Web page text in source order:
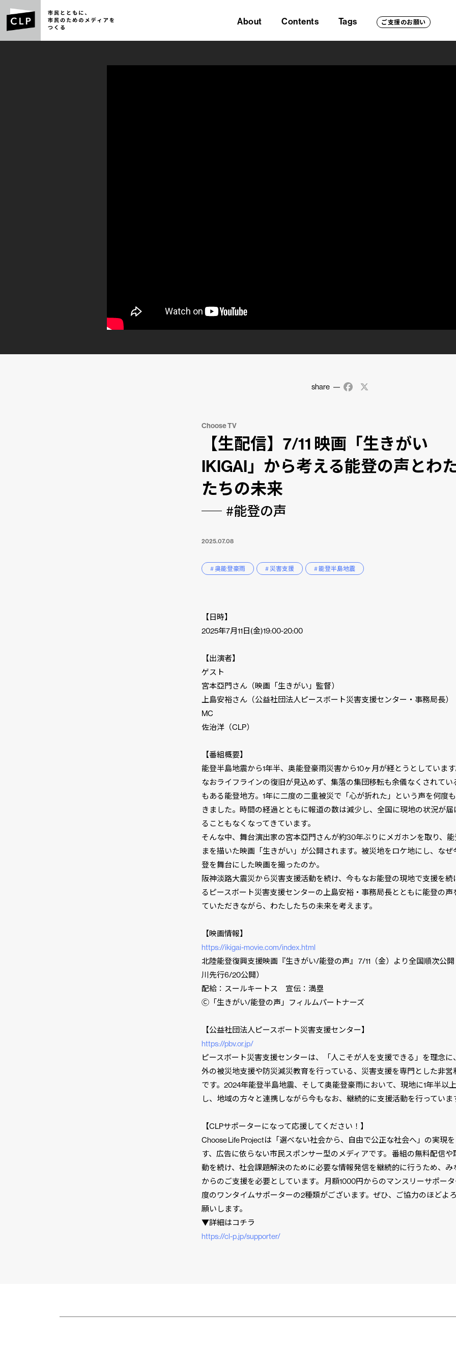
About Contents Tags ご支援のお願い
share Facebook
Choose TV
【生配信】7/11 映画「生きがい
IKIGAI」から考える能登の声とわ
たちの未来
#能登の声
2025.07.08
# 奥能登豪雨 # 災害支援 # 能登半島地震
【日時】
2025年7月11日(金)19:00-20:00
【出演者】
ゲスト
宮本亞門さん（映画「生きがい」監督）
上島安裕さん（公益社団法人ピースボート災害支援センター・事務局長）
MC
佐治洋（CLP）
【番組概要】
能登半島地震から1年半、奥能登豪雨災害から10ヶ月が経とうとしていま
なおライフラインの復旧が見込めず、集落の集団移転も余儀なくされてい
もある能登地方。1年に二度の二重被災で「心が折れた」という声を何度
きました。時間の経過とともに報道の数は減少し、全国に現地の状況が届
ることもなくなってきています。
そんな中、舞台演出家の宮本亞門さんが約30年ぶりにメガホンを取り、
まを描いた映画「生きがい」が公開されます。被災地をロケ地にし、なぜ
登を舞台にした映画を撮ったのか。
阪神淡路大震災から災害支援活動を続け、今もなお能登の現地で支援を続
るピースボート災害支援センターの上島安裕・事務局長とともに能登の声
ていただきながら、わたしたちの未来を考えます。
【映画情報】
https://ikigai-movie.com/index.html
北陸能登復興支援映画『生きがい/能登の声』 7/11（金）より全国順次公
川先行6/20公開）
配給：スールキートス 宣伝：満塁
Ⓒ「生きがい/能登の声」フィルムパートナーズ
【公益社団法人ピースボート災害支援センター】
https://pbv.or.jp/
ピースボート災害支援センターは、「人こそが人を支援できる」を理念に
外の被災地支援や防災減災教育を行っている、災害支援を専門とした非営
です。2024年能登半島地震、そして奥能登豪雨において、現地に1年半以
し、地域の方々と連携しながら今もなお、継続的に支援活動を行っていま
【CLPサポーターになって応援してください！】
Choose Life Projectは「選べない社会から、自由で公正な社会へ」の実現
す、広告に依らない市民スポンサー型のメディアです。 番組の無料配信や
動を続け、社会課題解決のために必要な情報発信を継続的に行うため、み
からのご支援を必要としています。 月額1000円からのマンスリーサポー
度のワンタイムサポーターの2種類がございます。ぜひ、ご協力のほどよ
願いします。
▼詳細はコチラ
https://cl-p.jp/supporter/